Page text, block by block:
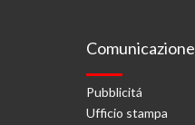
Comunicazione
Pubblicitá
Ufficio stampa